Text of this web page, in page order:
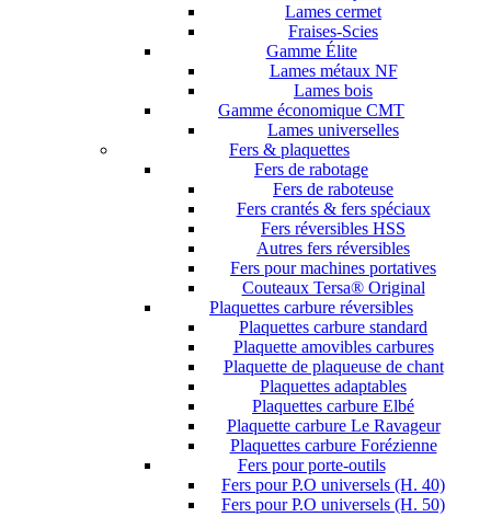
Lames cermet
Fraises-Scies
Gamme Élite
Lames métaux NF
Lames bois
Gamme économique CMT
Lames universelles
Fers & plaquettes
Fers de rabotage
Fers de raboteuse
Fers crantés & fers spéciaux
Fers réversibles HSS
Autres fers réversibles
Fers pour machines portatives
Couteaux Tersa® Original
Plaquettes carbure réversibles
Plaquettes carbure standard
Plaquette amovibles carbures
Plaquette de plaqueuse de chant
Plaquettes adaptables
Plaquettes carbure Elbé
Plaquette carbure Le Ravageur
Plaquettes carbure Forézienne
Fers pour porte-outils
Fers pour P.O universels (H. 40)
Fers pour P.O universels (H. 50)